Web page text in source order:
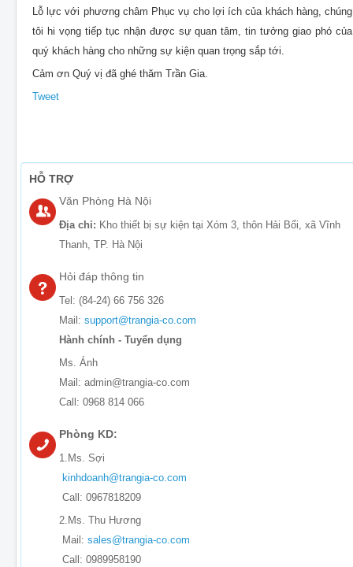
Lỗ lực với phương châm Phục vụ cho lợi ích của khách hàng, chúng
tôi hi vọng tiếp tục nhận được sự quan tâm, tin tưởng giao phó của
quý khách hàng cho những sự kiện quan trọng sắp tới.
Cảm ơn Quý vị đã ghé thăm Trần Gia.
Tweet
HỖ TRỢ
Văn Phòng Hà Nội
Địa chỉ: Kho thiết bị sự kiện tại Xóm 3, thôn Hải Bối, xã Vĩnh
Thanh, TP. Hà Nội
Hỏi đáp thông tin
Tel: (84-24) 66 756 326
Mail: support@trangia-co.com
Hành chính - Tuyển dụng
Ms. Ánh
Mail: admin@trangia-co.com
Call: 0968 814 066
Phòng KD:
1.Ms. Sợi
kinhdoanh@trangia-co.com
Call: 0967818209
2.Ms. Thu Hương
Mail: sales@trangia-co.com
Call: 0989958190